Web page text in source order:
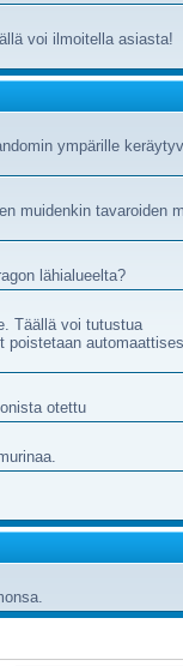
voi ilmoitella asiasta!
ympärille
muidenkin tavaroiden
lähialueelta?
Täällä voi tutustua
poistetaan
otettu